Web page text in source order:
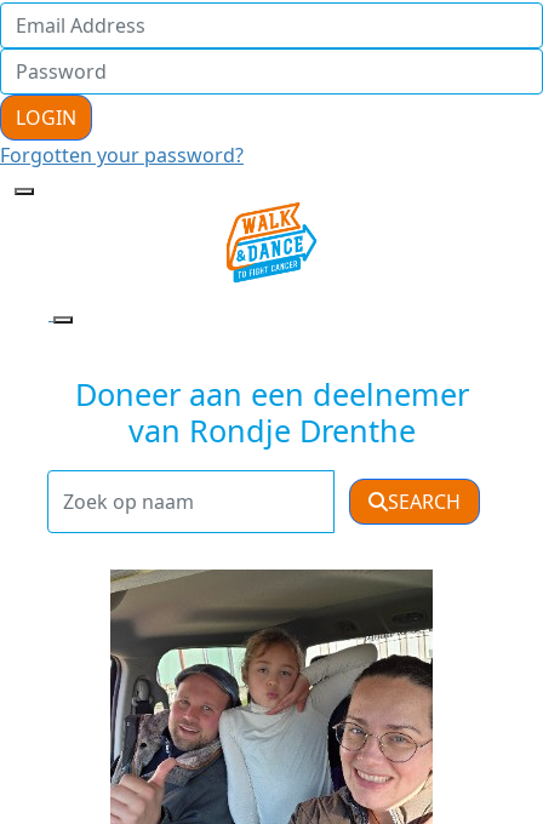
LOGIN
Forgotten your password?
Doneer aan een deelnemer
van Rondje Drenthe
SEARCH